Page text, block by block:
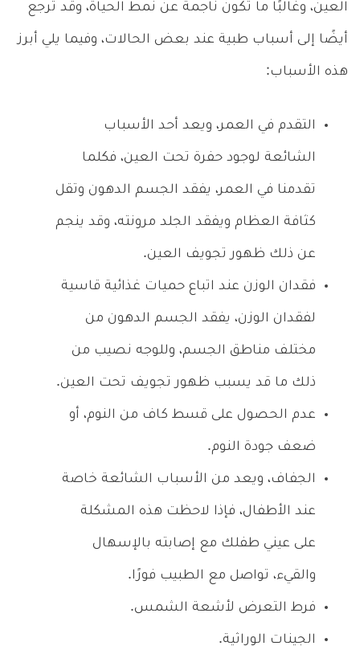
العين، وغالبًا ما تكون ناجمة عن نمط الحياة، وقد ترجع
أيضًا إلى أسباب طبية عند بعض الحالات، وفيما يلي أبرز
هذه الأسباب:
التقدم في العمر، ويعد أحد الأسباب
الشائعة لوجود حفرة تحت العين، فكلما
تقدمنا في العمر، يفقد الجسم الدهون وتقل
كثافة العظام ويفقد الجلد مرونته، وقد ينجم
عن ذلك ظهور تجويف العين.
فقدان الوزن عند اتباع حميات غذائية قاسية
لفقدان الوزن، يفقد الجسم الدهون من
مختلف مناطق الجسم، وللوجه نصيب من
ذلك ما قد يسبب ظهور تجويف تحت العين.
عدم الحصول على قسط كاف من النوم، أو
ضعف جودة النوم.
الجفاف، ويعد من الأسباب الشائعة خاصة
عند الأطفال، فإذا لاحظت هذه المشكلة
على عيني طفلك مع إصابته بالإسهال
والقيء، تواصل مع الطبيب فورًا.
فرط التعرض لأشعة الشمس.
الجينات الوراثية.